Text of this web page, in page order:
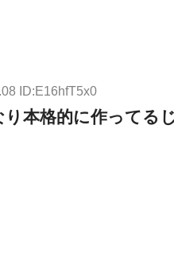
ID:E16hfT5x0
本格的に作ってる